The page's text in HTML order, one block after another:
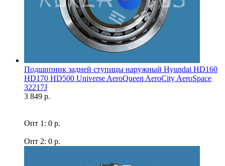
Подшипник задней ступицы наружный Hyundai HD160
HD170 HD500 Universe AeroQueen AeroCity AeroSpace
32217J
3 849 р.
Опт 1: 0 р.
Опт 2: 0 р.